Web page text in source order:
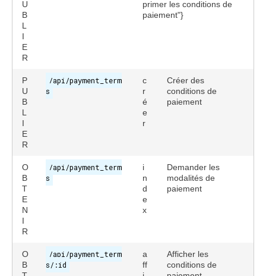
U
B
L
I
E
R
primer les conditions de
paiement"}
P
U
B
L
I
E
R
/api/payment_term
s
c
r
é
e
r
Créer des
conditions de
paiement
O
B
T
E
N
I
R
/api/payment_term
s
i
n
d
e
x
Demander les
modalités de
paiement
O
B
/api/payment_term
s/:id
a
ff
Afficher les
conditions de